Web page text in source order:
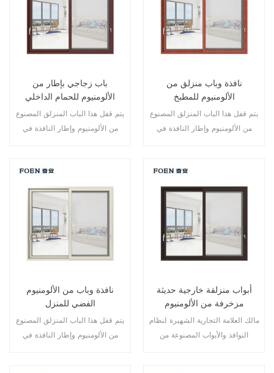
باب زجاجي بإطار من
الألومنيوم للحمام الداخلي
يتم قفل هذا الباب المنزلق المصنوع
من الألومنيوم وإطار النافذة في
الأبواب لتلبية الاحتياجات المعمارية
المختلفة
نافذة وباب منزلق من
الألومنيوم للمطبخ
يتم قفل هذا الباب المنزلق المصنوع
من الألومنيوم وإطار النافذة في
الأبواب لتلبية الاحتياجات المعمارية
المختلفة
نافذة وباب من الألومنيوم
الفضي للمنزل
يتم قفل هذا الباب المنزلق المصنوع
من الألومنيوم وإطار النافذة في
أبواب منزلقة خارجية حديثة
مزخرفة من الألومنيوم
مالك العلامة التجارية الشهيرة لنظام
النوافذ والأبواب المصنوعة من